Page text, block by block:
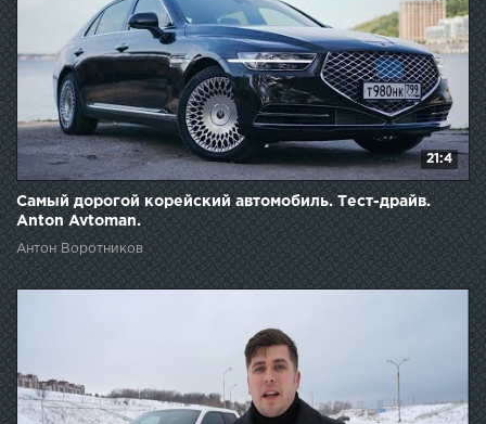
21:4
Самый дорогой корейский автомобиль. Тест-драйв.
Anton Avtoman.
Антон Воротников